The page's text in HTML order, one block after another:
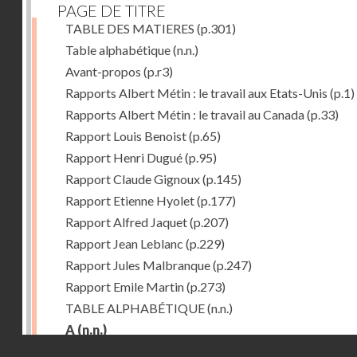
PAGE DE TITRE
TABLE DES MATIERES (p.301)
Table alphabétique(n.n.)
Avant-propos (p.r3)
Rapports Albert Métin : le travail aux Etats-Unis (p.1)
Rapports Albert Métin : le travail au Canada(p.33)
Rapport Louis Benoist(p.65)
Rapport Henri Dugué(p.95)
Rapport Claude Gignoux(p.145)
Rapport Etienne Hyolet(p.177)
Rapport Alfred Jaquet(p.207)
Rapport Jean Leblanc (p.229)
Rapport Jules Malbranque(p.247)
Rapport Emile Martin(p.273)
TABLE ALPHABÉTIQUE(n.n.)
A (n.n.)